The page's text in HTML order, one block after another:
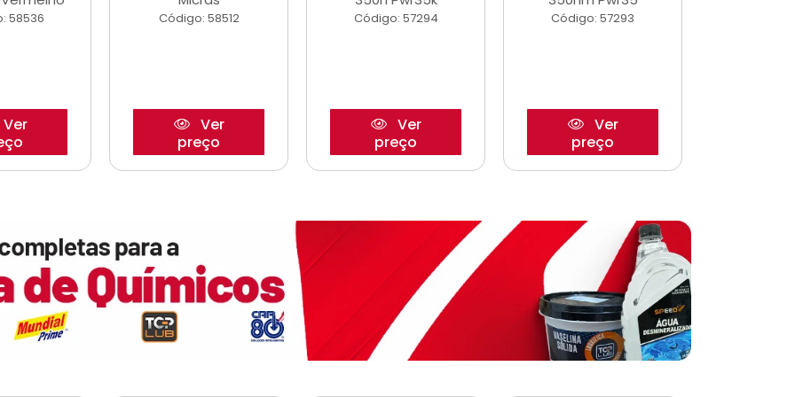
58536
Ver
Código: 58512
Ver
preço
Código: 57294
Ver
preço
Código: 57293
Ver
preço